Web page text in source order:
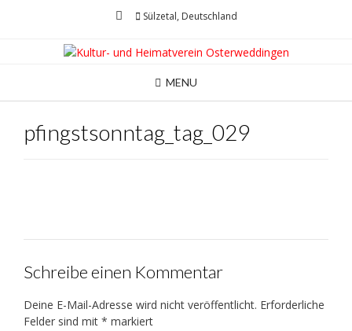
Sülzetal, Deutschland
MENU
pfingstsonntag_tag_029
Schreibe einen Kommentar
Deine E-Mail-Adresse wird nicht veröffentlicht. Erforderliche
Felder sind mit * markiert